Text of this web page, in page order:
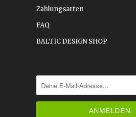
Zahlungsarten
FAQ
BALTIC DESIGN SHOP